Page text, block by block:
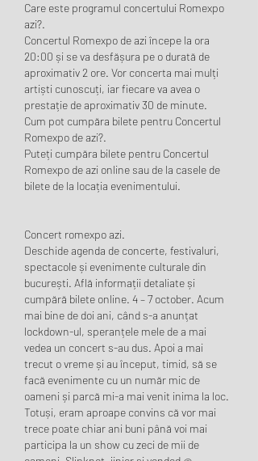
Care este programul concertului Romexpo
azi?.
Concertul Romexpo de azi începe la ora
20:00 și se va desfășura pe o durată de
aproximativ 2 ore. Vor concerta mai mulți
artiști cunoscuți, iar fiecare va avea o
prestație de aproximativ 30 de minute.
Cum pot cumpăra bilete pentru Concertul
Romexpo de azi?.
Puteți cumpăra bilete pentru Concertul
Romexpo de azi online sau de la casele de
bilete de la locația evenimentului.
Concert romexpo azi.
Deschide agenda de concerte, festivaluri,
spectacole și evenimente culturale din
bucurești. Află informații detaliate și
cumpără bilete online. 4 – 7 october. Acum
mai bine de doi ani, când s-a anunțat
lockdown-ul, speranțele mele de a mai
vedea un concert s-au dus. Apoi a mai
trecut o vreme și au început, timid, să se
facă evenimente cu un număr mic de
oameni și parcă mi-a mai venit inima la loc.
Totuși, eram aproape convins că vor mai
trece poate chiar ani buni până voi mai
participa la un show cu zeci de mii de